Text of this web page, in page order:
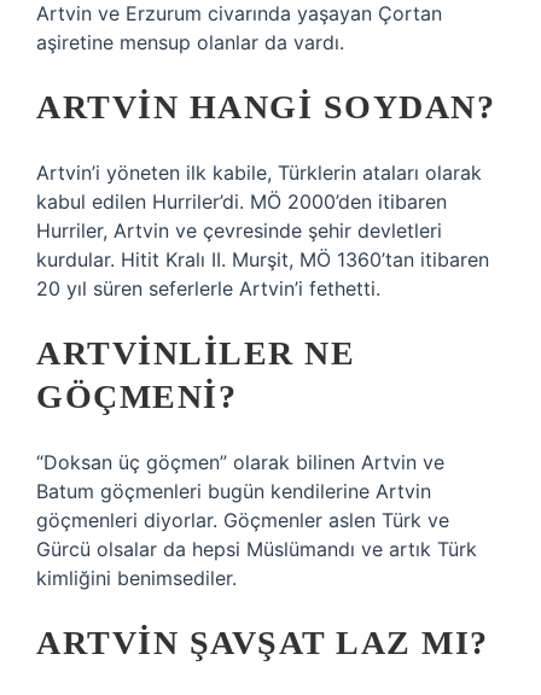
Artvin ve Erzurum civarında yaşayan Çortan
aşiretine mensup olanlar da vardı.
ARTVIN HANGI SOYDAN?
Artvin’i yöneten ilk kabile, Türklerin ataları olarak
kabul edilen Hurriler’di. MÖ 2000’den itibaren
Hurriler, Artvin ve çevresinde şehir devletleri
kurdular. Hitit Kralı II. Murşit, MÖ 1360’tan itibaren
20 yıl süren seferlerle Artvin’i fethetti.
ARTVINLILER NE
GÖÇMENI?
“Doksan üç göçmen” olarak bilinen Artvin ve
Batum göçmenleri bugün kendilerine Artvin
göçmenleri diyorlar. Göçmenler aslen Türk ve
Gürcü olsalar da hepsi Müslümandı ve artık Türk
kimliğini benimsediler.
ARTVIN ŞAVŞAT LAZ MI?